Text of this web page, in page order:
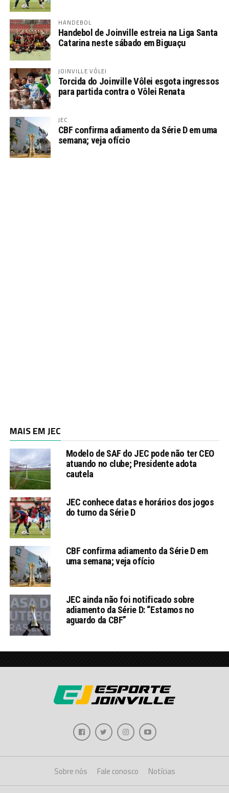
HANDEBOL
Handebol de Joinville estreia na Liga Santa
Catarina neste sábado em Biguaçu
JOINVILLE VÔLEI
Torcida do Joinville Vôlei esgota ingressos
para partida contra o Vôlei Renata
JEC
CBF confirma adiamento da Série D em uma
semana; veja ofício
MAIS EM JEC
Modelo de SAF do JEC pode não ter CEO
atuando no clube; Presidente adota
cautela
JEC conhece datas e horários dos jogos
do turno da Série D
CBF confirma adiamento da Série D em
uma semana; veja ofício
JEC ainda não foi notificado sobre
adiamento da Série D: “Estamos no
aguardo da CBF”
Sobre nós Fale conosco Notícias